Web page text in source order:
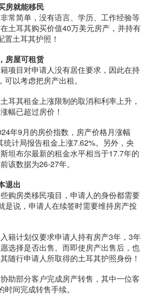
房就能移民
常简单，没有语言、学历、工作经验等
土耳其购买价值40万美元房产，并持有
土耳其护照！
房屋可租赁
项目对申请人没有居住要求，因此在持
以考虑把房产出租。
耳其租金上涨限制的取消和利率上升，
幅已超过房价！
年9月的房价指数，房产价格月涨幅
统计局报告租金上涨7.62%。另外，央
坦布尔最新的租金水平相当于17.7年的
该数据为26-27年。
退出
购房类移民项目，申请人的身份都需要
是说，申请人在续签时需要维持房产投
籍计划仅要求申请人持有房产3年，3年
选择是否出售。而即使房产出售后，也
随行申请人所取得的土耳其护照身份！
助部分客户完成房产转售，其中一位客
间完成转售手续。